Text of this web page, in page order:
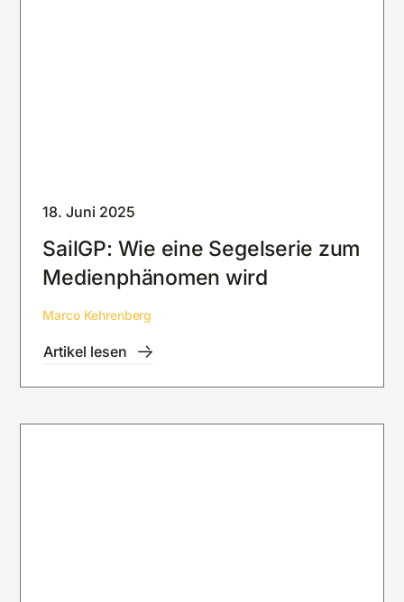
18. Juni 2025
SailGP: Wie eine Segelserie zum
Medienphänomen wird
Marco Kehrenberg
Artikel lesen